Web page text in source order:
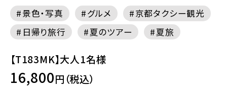
景色・写真 グルメ
京都タクシー観光
日帰り旅行
夏のツアー 夏旅
【T183MK】大人1名様
16,800円（税込）